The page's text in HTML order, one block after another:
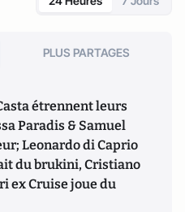
PLUS PARTAGES
étrennent leurs
Paradis & Samuel
Leonardo di Caprio
du brukini, Cristiano
ex Cruise joue du